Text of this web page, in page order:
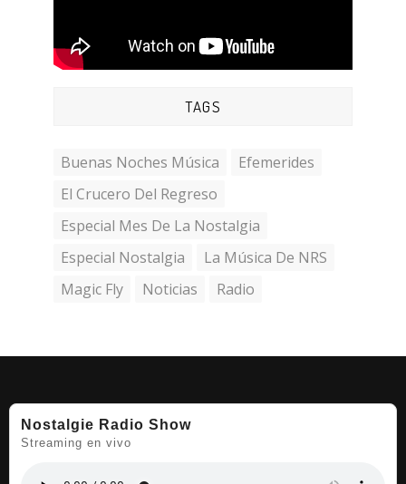
TAGS
Buenas Noches Música
Efemerides
El Crucero Del Regreso
Especial Mes De La Nostalgia
Especial Nostalgia
La Música De NRS
Magic Fly
Noticias Radio
Nostalgie Radio Show
Streaming en vivo